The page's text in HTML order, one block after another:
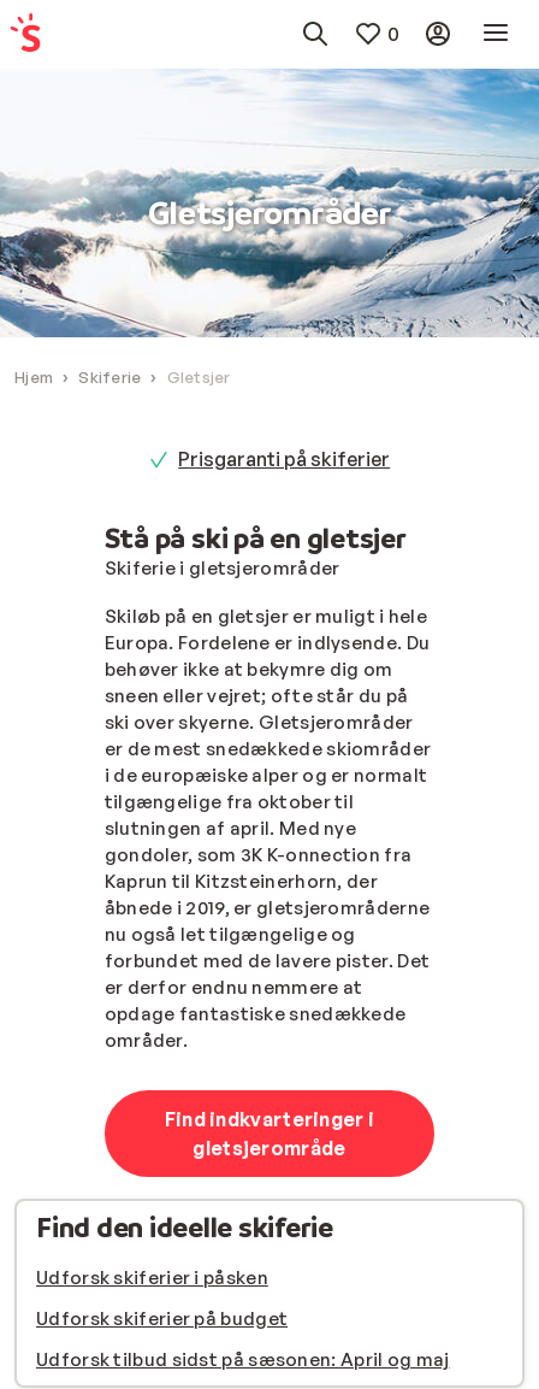
0
Gletsjerområder
Hjem Skiferie Gletsjer
Prisgaranti på skiferier
Stå på ski på en gletsjer
Skiferie i gletsjerområder
Skiløb på en gletsjer er muligt i hele
Europa. Fordelene er indlysende. Du
behøver ikke at bekymre dig om
sneen eller vejret; ofte står du på
ski over skyerne. Gletsjerområder
er de mest snedækkede skiområder
i de europæiske alper og er normalt
tilgængelige fra oktober til
slutningen af april. Med nye
gondoler, som 3K K-onnection fra
Kaprun til Kitzsteinerhorn, der
åbnede i 2019, er gletsjerområderne
nu også let tilgængelige og
forbundet med de lavere pister. Det
er derfor endnu nemmere at
opdage fantastiske snedækkede
områder.
Find indkvarteringer i
gletsjerområde
Find den ideelle skiferie
Udforsk skiferier i påsken
Udforsk skiferier på budget
Udforsk tilbud sidst på sæsonen: April og maj